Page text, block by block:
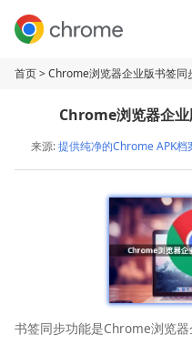
首页> Chrome浏览器企业版书签同
Chrome浏览器企
来源:提供纯净的Chrome APK档
书签同步功能是Chrome浏览